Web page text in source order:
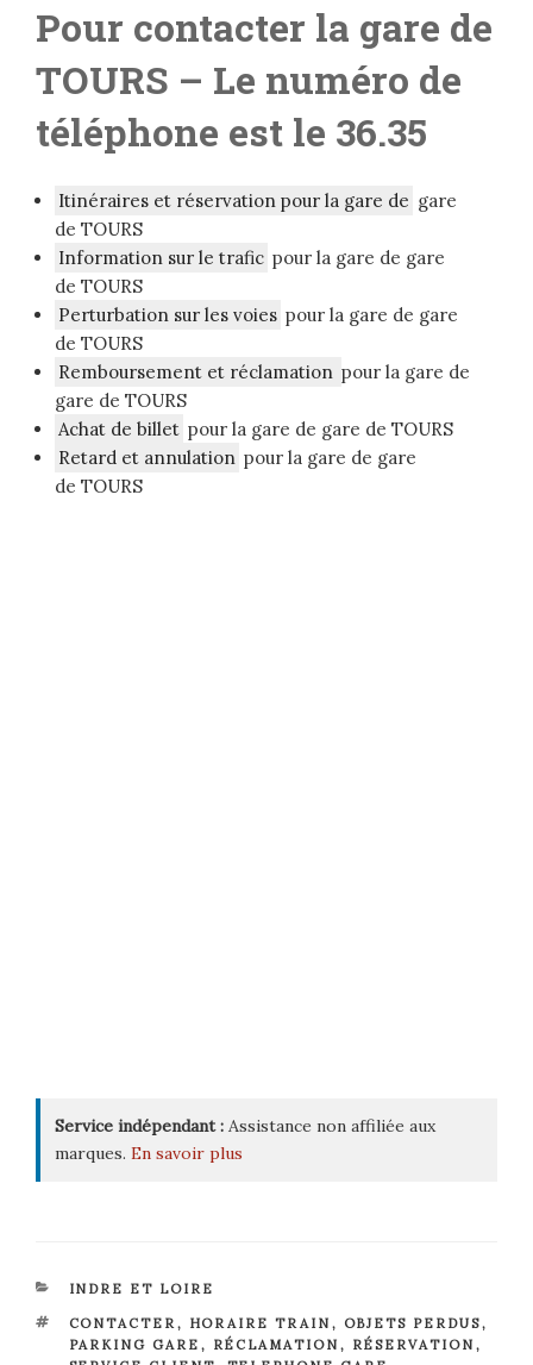
Pour contacter la gare de
TOURS – Le numéro de
téléphone est le 36.35
Itinéraires et réservation pour la gare de gare
de TOURS
Information sur le trafic pour la gare de gare
de TOURS
Perturbation sur les voies pour la gare de gare
de TOURS
Remboursement et réclamation pour la gare de
gare de TOURS
Achat de billet pour la gare de gare de TOURS
Retard et annulation pour la gare de gare
de TOURS
Service indépendant : Assistance non affiliée aux
marques. En savoir plus
CATÉGORIES
INDRE ET LOIRE
ÉTIQUETTES
CONTACTER, HORAIRE TRAIN , OBJETS PERDUS,
PARKING GARE , RÉCLAMATION , RÉSERVATION ,